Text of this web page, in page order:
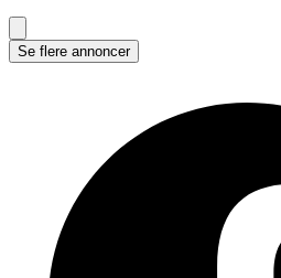
Se flere annoncer